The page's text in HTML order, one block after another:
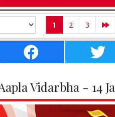
1 2 3
Vidarbha - 14